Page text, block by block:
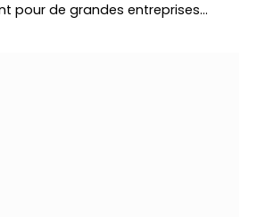
pour de grandes entreprises…